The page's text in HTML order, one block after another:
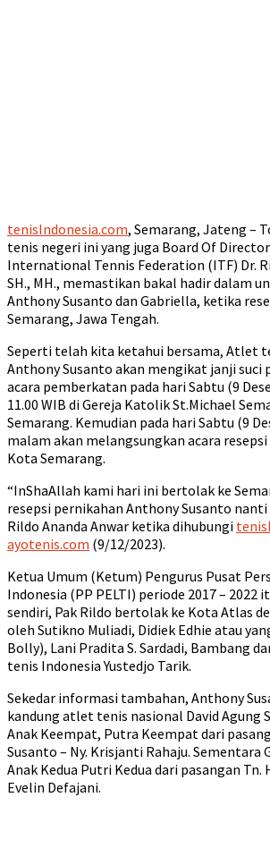
tenisIndonesia.com, Semarang, Jateng –
tenis negeri ini yang juga Board Of
International Tennis Federation (ITF) Dr.
SH., MH., memastikan bakal hadir dalam
Anthony Susanto dan Gabriella, ketika
Semarang, Jawa Tengah.
Seperti telah kita ketahui bersama, Atlet
Anthony Susanto akan mengikat janji suci
acara pemberkatan pada hari Sabtu (9
11.00 WIB di Gereja Katolik St.Michael
Semarang. Kemudian pada hari Sabtu (9
malam akan melangsungkan acara
Kota Semarang.
“InShaAllah kami hari ini bertolak ke
resepsi pernikahan Anthony Susanto nanti
Rildo Ananda Anwar ketika dihubungi
ayotenis.com (9/12/2023).
Ketua Umum (Ketum) Pengurus Pusat
Indonesia (PP PELTI) periode 2017 – 2022
sendiri, Pak Rildo bertolak ke Kota Atlas
oleh Sutikno Muliadi, Didiek Edhie atau
Bolly), Lani Pradita S. Sardadi, Bambang
tenis Indonesia Yustedjo Tarik.
Sekedar informasi tambahan, Anthony
kandung atlet tenis nasional David Agung
Anak Keempat, Putra Keempat dari
Susanto – Ny. Krisjanti Rahaju. Sementara
Anak Kedua Putri Kedua dari pasangan Tn.
Evelin Defajani.